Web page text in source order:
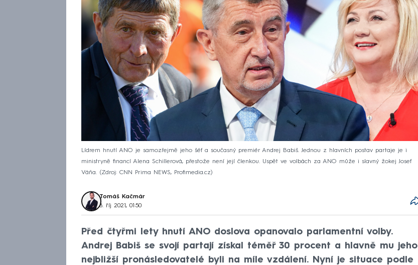
Lídrem hnutí ANO je samozřejmě jeho šéf a současný premiér Andrej Babiš. Jednou z hlavních postav partaje je i
ministryně financí Alena Schillerová, přestože není její členkou. Uspět ve volbách za ANO může i slavný žokej Josef
Váňa.
Zdroj: CNN Prima NEWS, Profimedia.cz
Tomáš Kačmár
8. říj 2021, 01:50
Před čtyřmi lety hnutí ANO doslova opanovalo parlamentní volby.
Andrej Babiš se svojí partají získal téměř 30 procent a hlavně mu jeho
nejbližší pronásledovatelé byli na míle vzdálení. Nyní je situace podle